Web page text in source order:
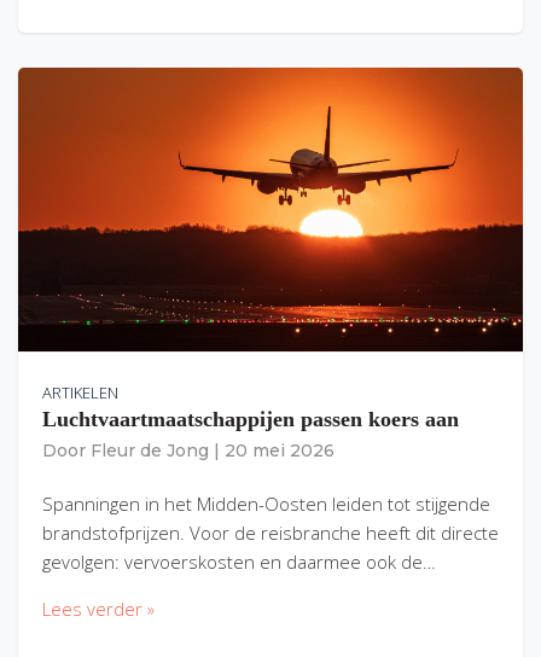
ARTIKELEN
Luchtvaartmaatschappijen passen koers aan
Door Fleur de Jong 20 mei 2026
Spanningen in het Midden-Oosten leiden tot stijgende
brandstofprijzen. Voor de reisbranche heeft dit directe
gevolgen: vervoerskosten en daarmee ook de…
Lees verder »